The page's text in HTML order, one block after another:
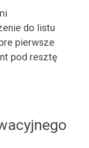
do listu
pierwsze
pod resztę